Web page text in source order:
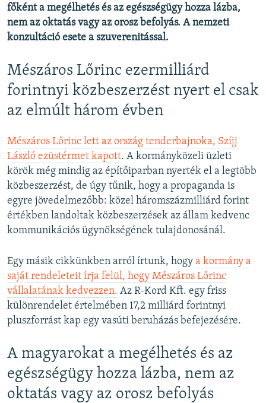
főként a megélhetés és az egészségügy hozza lázba,
nem az oktatás vagy az orosz befolyás. A nemzeti
konzultáció esete a szuverenitással.
Mészáros Lőrinc ezermilliárd
forintnyi közbeszerzést nyert el csak
az elmúlt három évben
Mészáros Lőrinc lett az ország tenderbajnoka, Szíjj
László ezüstérmet kapott. A kormányközeli üzleti
körök még mindig az építőiparban nyerték el a legtöbb
közbeszerzést, de úgy tűnik, hogy a propaganda is
egyre jövedelmezőbb: közel háromszázmilliárd forint
értékben landoltak közbeszerzések az állam kedvenc
kommunikációs ügynökségének tulajdonosánál.
Egy másik cikkünkben arról írtunk, hogy a kormány a
saját rendeleteit írja felül, hogy Mészáros Lőrinc
vállalatának kedvezzen. Az R-Kord Kft. egy friss
különrendelet értelmében 17,2 milliárd forintnyi
pluszforrást kap egy vasúti beruházás befejezésére.
A magyarokat a megélhetés és az
egészségügy hozza lázba, nem az
oktatás vagy az orosz befolyás